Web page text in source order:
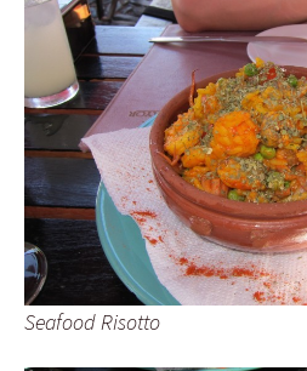
Seafood Risotto